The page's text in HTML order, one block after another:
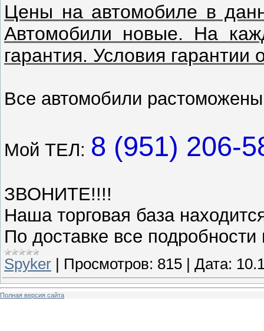
Цены на автомобиле в
Автомобили новые. На
гарантия. Условия гарантии
Все автомобили
Мой ТЕЛ: 8 (951) 206-
ЗВОНИТЕ!!!!
Наша торговая база
По доставке все подробности
Spyker | Просмотров: 815 | Дата:
Полная версия сайта